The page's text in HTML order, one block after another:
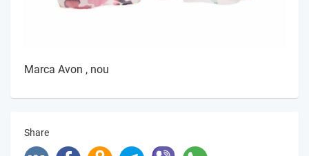
Marca Avon , nou
Share